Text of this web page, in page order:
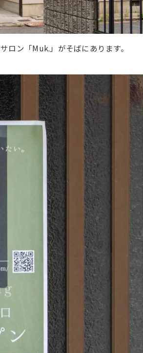
ロン「Muk.」がそばにあります。